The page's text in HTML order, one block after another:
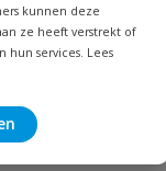
kunnen deze
ze heeft verstrekt of
hun services. Lees
dyka beugels